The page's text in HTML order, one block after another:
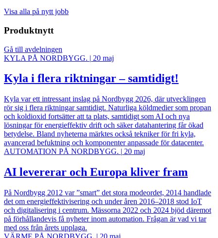
Visa alla på nytt jobb
Produktnytt
Gå till avdelningen
KYLA PÅ NORDBYGG. | 20 maj
Kyla i flera riktningar – samtidigt!
Kyla var ett intressant inslag på Nordbygg 2026, där utvecklingen
rör sig i flera riktningar samtidigt. Naturliga köldmedier som propan
och koldioxid fortsätter att ta plats, samtidigt som AI och nya
lösningar för energieffektiv drift och säker datahantering får ökad
betydelse. Bland nyheterna märktes också tekniker för fri kyla,
avancerad befuktning och komponenter anpassade för datacenter.
AUTOMATION PÅ NORDBYGG. | 20 maj
AI levererar och Europa kliver fram
På Nordbygg 2012 var ”smart” det stora modeordet, 2014 handlade
det om energieffektivisering och under åren 2016–2018 stod IoT
och digitalisering i centrum. Mässorna 2022 och 2024 bjöd däremot
på förhållandevis få nyheter inom automation. Frågan är vad vi tar
med oss från årets upplaga.